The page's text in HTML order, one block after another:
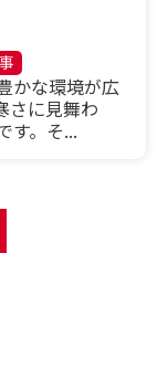
かな環境が広
さに見舞わ
す。そ...